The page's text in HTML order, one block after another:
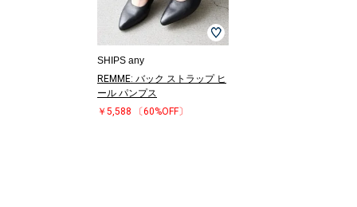
SHIPS any
REMME: バック ストラップ ヒ
ール パンプス
￥5,588
〔60%OFF〕